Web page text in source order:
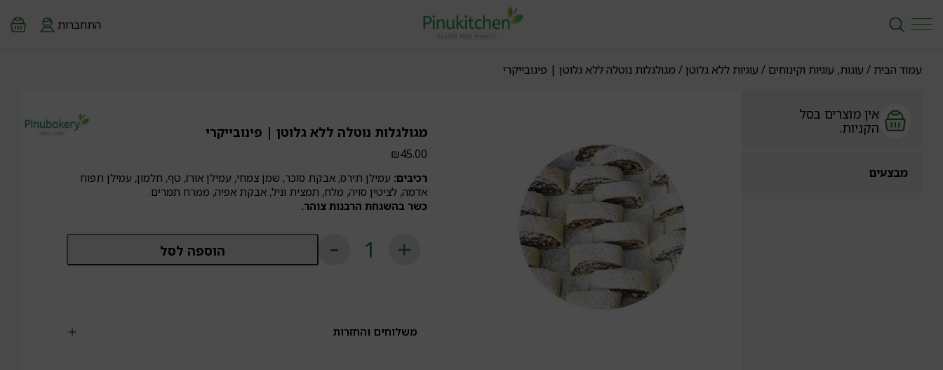
התחברות
עמוד הבית / עוגות, עוגיות וקינוחים / עוגיות ללא גלוטן/ מגולגלות נוטלה ללא גלוטן | פינובייקרי
אין מוצרים בסל
הקניות.
מבצעים
מגולגלות נוטלה ללא גלוטן | פינובייקרי
₪45.00
רכיבים: עמילן תירס, אבקת סוכר, שמן צמחי, עמילן אורז, טף, חלמון, עמילן תפוח
אדמה, לציטין סויה, מלח, תמצית וניל, אבקת אפיה, ממרח תמרים.
כשר בהשגחת הרבנות צוהר.
כמות
מגולגלות
הוספה לסל
משלוחים והחזרות